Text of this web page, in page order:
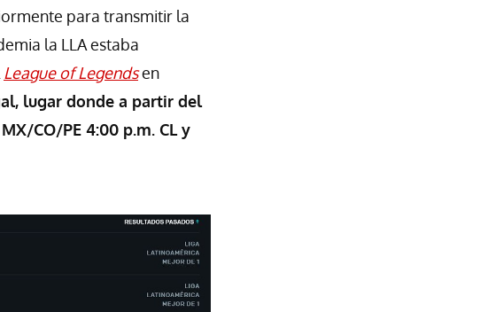
para transmitir la
la LLA estaba
League of Legendsen
lugar donde a partir del
CO/PE 4:00 p.m. CL y